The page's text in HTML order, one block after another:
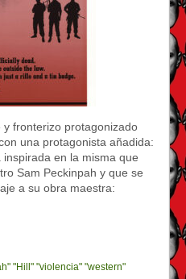
fronterizo protagonizado
una protagonista añadida:
inspirada en la misma que
Sam Peckinpah y que se
a su obra maestra:
"Hill" "violencia" "western"